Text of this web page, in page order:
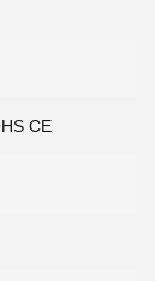
CE